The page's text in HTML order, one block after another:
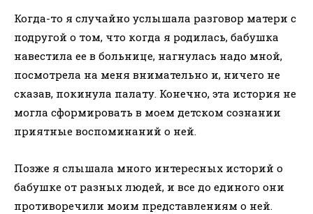
Когда-то я случайно услышала разговор матери с
подругой о том, что когда я родилась, бабушка
навестила ее в больнице, нагнулась надо мной,
посмотрела на меня внимательно и, ничего не
сказав, покинула палату. Конечно, эта история не
могла сформировать в моем детском сознании
приятные воспоминаний о ней.
Позже я слышала много интересных историй о
бабушке от разных людей, и все до единого они
противоречили моим представлениям о ней.